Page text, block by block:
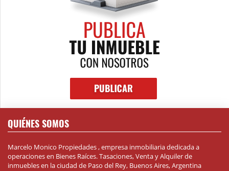
QUIÉNES SOMOS
Marcelo Monico Propiedades , empresa inmobiliaria dedicada a
operaciones en Bienes Raíces. Tasaciones, Venta y Alquiler de
inmuebles en la ciudad de Paso del Rey, Buenos Aires, Argentina